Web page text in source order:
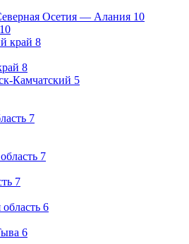
Осетия — Алания 10
10
край 8
8
Камчатский 5
7
7
7
6
6